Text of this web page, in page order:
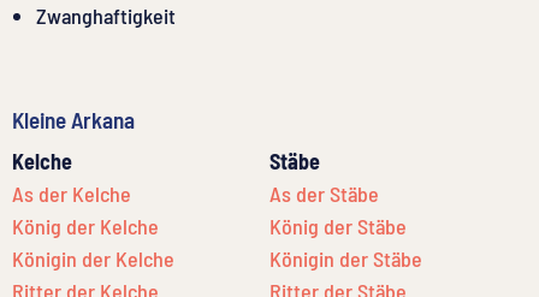
Zwanghaftigkeit
Kleine Arkana
Kelche
As der Kelche
König der Kelche
Königin der Kelche
Ritter der Kelche
Stäbe
As der Stäbe
König der Stäbe
Königin der Stäbe
Ritter der Stäbe